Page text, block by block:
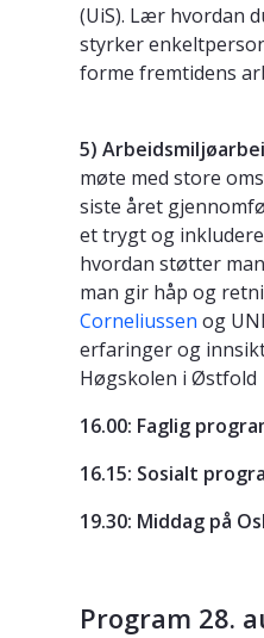
(UiS). Lær hvordan
styrker
forme fremtidens
5)
møte med store
siste året
et trygt og
hvordan støtter
man gir håp og
Corneliussen og
erfaringer og
Høgskolen i Østfold
16.00: Faglig
16.15: Sosialt
19.30: Middag på
Program 28.